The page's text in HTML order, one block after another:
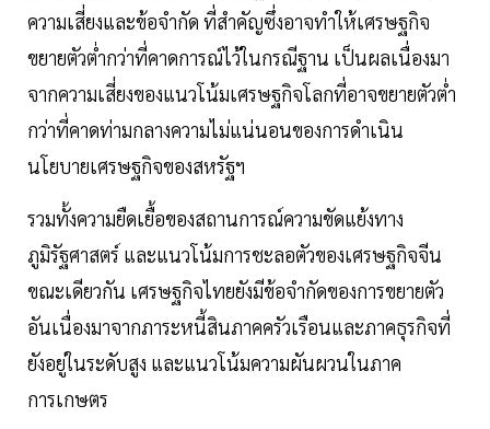
ความเสี่ยงและข้อจำกัด ที่สำคัญซึ่งอาจทำให้เศรษฐกิจ
ขยายตัวต่ำกว่าที่คาดการณ์ไว้ในกรณีฐาน เป็นผลเนื่องมา
จากความเสี่ยงของแนวโน้มเศรษฐกิจโลกที่อาจขยายตัวต่ำ
กว่าที่คาดท่ามกลางความไม่แน่นอนของการดำเนิน
นโยบายเศรษฐกิจของสหรัฐฯ
รวมทั้งความยืดเยื้อของสถานการณ์ความขัดแย้งทาง
ภูมิรัฐศาสตร์ และแนวโน้มการชะลอตัวของเศรษฐกิจจีน
ขณะเดียวกัน เศรษฐกิจไทยยังมีข้อจำกัดของการขยายตัว
อันเนื่องมาจากภาระหนี้สินภาคครัวเรือนและภาคธุรกิจที่
ยังอยู่ในระดับสูง และแนวโน้มความผันผวนในภาค
การเกษตร